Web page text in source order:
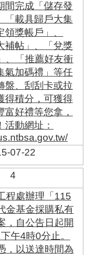
間完成「儲存發
「載具歸戶大集
獎帳戶」、
補帖」、「兌獎
、「推薦好友衝
氣加碼禮」等任
盤、刮刮卡或拉
得積分，可獲得
富好禮等您拿，
活動網址：
07-22
4
程處辦理「115
金基金採購私有
，自公告日起開
午4時0分止。
，以送達時間為